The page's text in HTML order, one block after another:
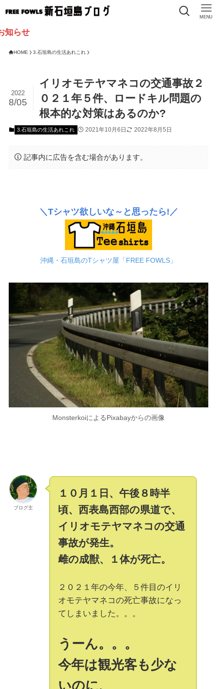
MENU
HOME 3.石垣島の生活あれこれ
イリオモテヤマネコの交通事故２
０２１年５件、ロードキル問題の
根本的な対策はあるのか?
2022
8/05
3.石垣島の生活あれこれ 2021年10月6日 2022年8月5日
記事内に広告を含む場合があります。
＼Tシャツ欲しいな～と思ったら!／
沖縄・石垣島のTシャツ屋「FREE FOWLS」
MonsterkoiによるPixabayからの画像
ブログ主
１０月１日、午後８時半
頃、西表島西部の県道で、
イリオモテヤマネコの交通
事故が発生。
雌の成獣、１体が死亡。
２０２１年の今年、５件目のイリ
オモテヤマネコの死亡事故になっ
てしまいました。。。
うーん。。。
今年は観光客も少な
いのに、